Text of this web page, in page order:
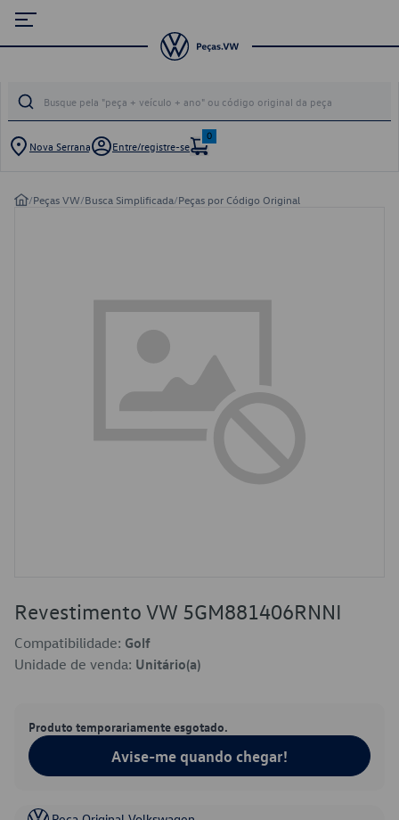
Nova Serrana Entre/registre-se
0
/Peças VW/Busca Simplificada/Peças por Código Original
Revestimento VW 5GM881406RNNI
Compatibilidade: Golf
Unidade de venda: Unitário(a)
Produto temporariamente esgotado.
Avise-me quando chegar!